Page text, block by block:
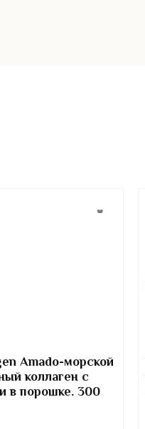
Amado-морской
коллаген с
в порошке. 300